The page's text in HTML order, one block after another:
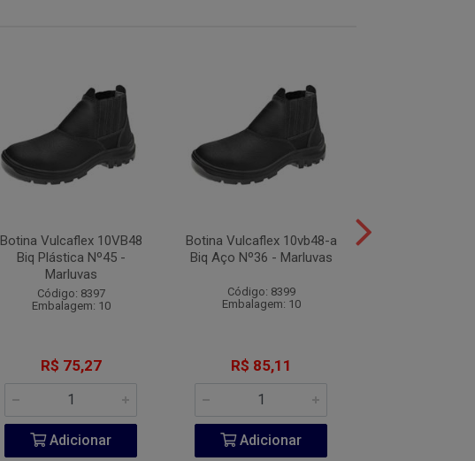
Botina Vulcaflex 10VB48
Biq Plástica Nº45 -
Marluvas
Código: 8397
Embalagem: 10
R$ 75,27
Adicionar
Botina Vulcaflex 10vb48-a
Biq Aço Nº36 - Marluvas
Código: 8399
Embalagem: 10
R$ 85,11
Adicionar